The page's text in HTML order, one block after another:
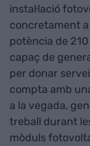
instal·lació
concretament a
potència de 210
capaç de
per donar
compta amb
a la vegada,
treball durant
mòduls